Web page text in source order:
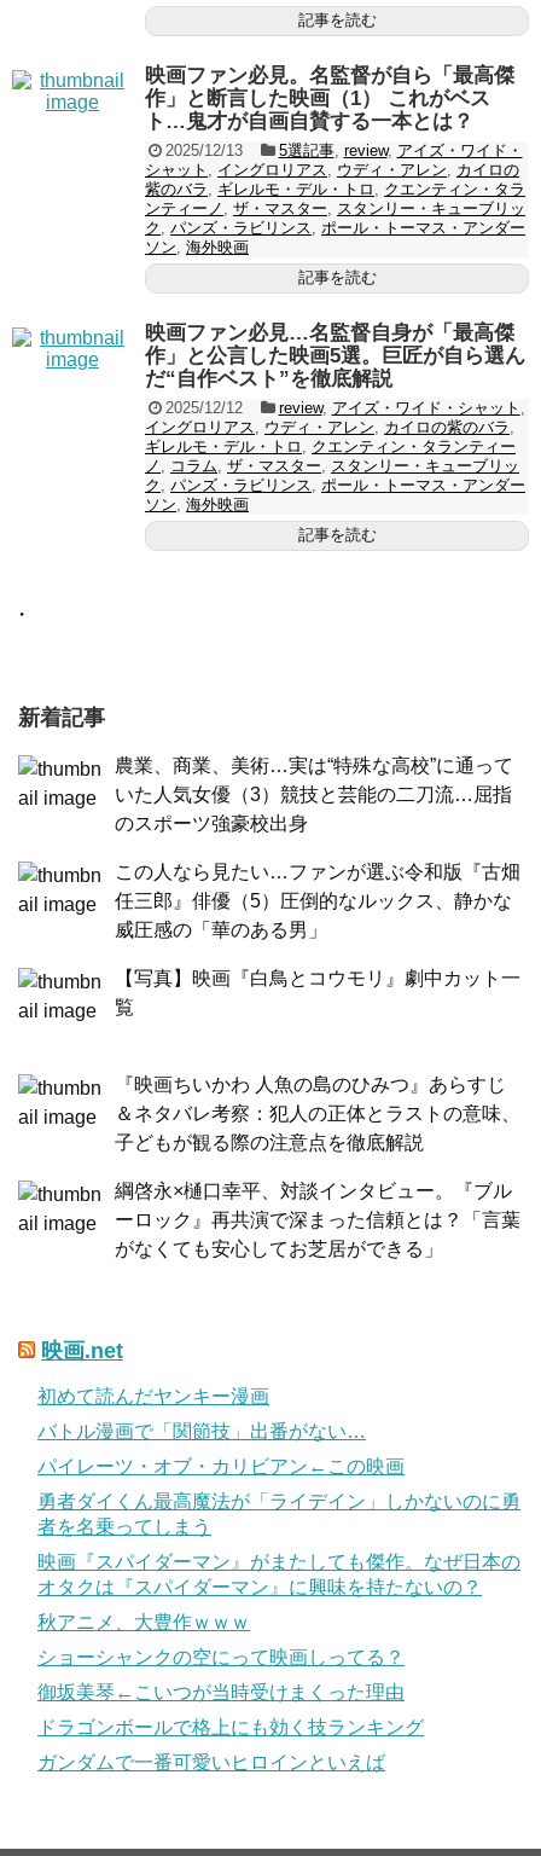
記事を読む
映画ファン必見。名監督が自ら「最高傑
作」と断言した映画（1） これがベス
ト…鬼才が自画自賛する一本とは？
2025/12/13 5選記事, review, アイズ・ワイド・
シャット , イングロリアス, ウディ・アレン, カイロの
紫のバラ , ギレルモ・デル・トロ , クエンティン・タラ
ンティーノ , ザ・マスター, スタンリー・キューブリッ
ク , パンズ・ラビリンス, ポール・トーマス・アンダー
ソン, 海外映画
記事を読む
映画ファン必見…名監督自身が「最高傑
作」と公言した映画5選。巨匠が自ら選ん
だ“自作ベスト”を徹底解説
2025/12/12 review, アイズ・ワイド・シャット ,
イングロリアス, ウディ・アレン, カイロの紫のバラ ,
ギレルモ・デル・トロ , クエンティン・タランティー
ノ , コラム, ザ・マスター, スタンリー・キューブリッ
ク , パンズ・ラビリンス, ポール・トーマス・アンダー
ソン, 海外映画
記事を読む
・
新着記事
農業、商業、美術…実は“特殊な高校”に通って
いた人気女優（3）競技と芸能の二刀流…屈指
のスポーツ強豪校出身
この人なら見たい…ファンが選ぶ令和版『古畑
任三郎』俳優（5）圧倒的なルックス、静かな
威圧感の「華のある男」
【写真】映画『白鳥とコウモリ』劇中カット一
覧
『映画ちいかわ 人魚の島のひみつ』あらすじ
＆ネタバレ考察：犯人の正体とラストの意味、
子どもが観る際の注意点を徹底解説
綱啓永×樋口幸平、対談インタビュー。『ブル
ーロック』再共演で深まった信頼とは？「言葉
がなくても安心してお芝居ができる」
映画.net
初めて読んだヤンキー漫画
バトル漫画で「関節技」出番がない…
パイレーツ・オブ・カリビアン←この映画
勇者ダイくん最高魔法が「ライデイン」しかないのに勇
者を名乗ってしまう
映画『スパイダーマン』がまたしても傑作。なぜ日本の
オタクは『スパイダーマン』に興味を持たないの？
秋アニメ、大豊作ｗｗｗ
ショーシャンクの空にって映画しってる？
御坂美琴←こいつが当時受けまくった理由
ドラゴンボールで格上にも効く技ランキング
ガンダムで一番可愛いヒロインといえば